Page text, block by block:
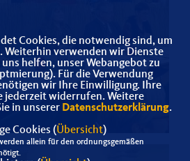
Cookies, die notwendig sind, um
Weiterhin verwenden wir Dienste
helfen, unser Webangebot zu
Für die Verwendung
wir Ihre Einwilligung. Ihre
jederzeit widerrufen. Weitere
in unserer Datenschutzerklärung.
Cookies (Übersicht)
allein für den ordnungsgemäßen